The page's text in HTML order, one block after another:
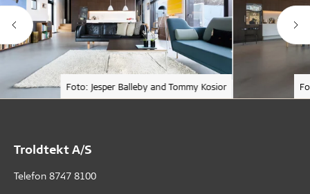
Foto: Jesper Balleby and Tommy Kosior
Troldtekt A/S
Telefon 8747 8100